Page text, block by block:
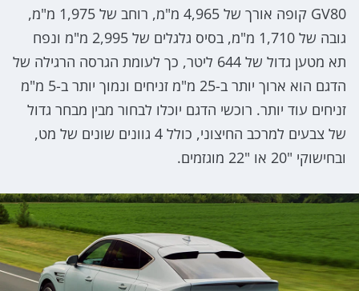
GV80 קופה אורך של 4,965 מ"מ, רוחב של 1,975 מ"מ,
גובה של 1,710 מ"מ, בסיס גלגלים של 2,995 מ"מ ונפח
תא מטען גדול של 644 ליטר, כך לעומת הגרסה הרגילה של
הדגם הוא ארוך יותר ב-25 מ"מ זניחים ונמוך יותר ב-5 מ"מ
זניחים עוד יותר. רוכשי הדגם יוכלו לבחור מבין מבחר גדול
של צבעים למרכב החיצוני, כולל 4 גוונים שונים של מט,
ובחישוקי "20 או "22 מוגזמים.